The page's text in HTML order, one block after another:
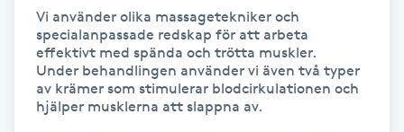
Hot Stone Massage
Hot yoga
Hudföryngring
Vi använder olika massagetekniker och
specialanpassade redskap för att arbeta
effektivt med spända och trötta muskler.
Under behandlingen använder vi även två typer
av krämer som stimulerar blodcirkulationen och
hjälper musklerna att slappna av.